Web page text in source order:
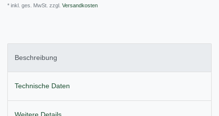
* inkl. ges. MwSt. zzgl. Versandkosten
Beschreibung
Technische Daten
Weitere Details